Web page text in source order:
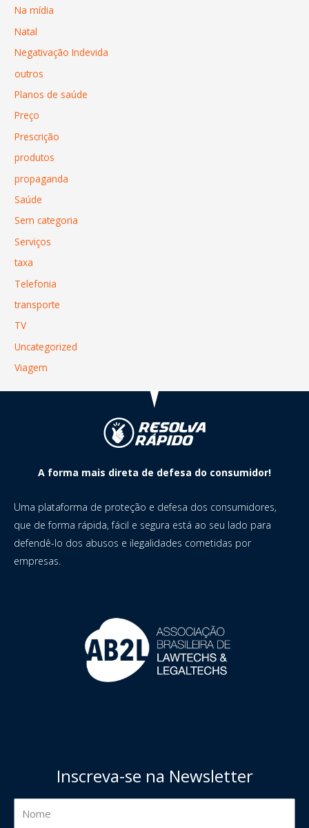
Na mídia
Natal
Negativação Indevida
outros
Planos de saúde
Preço
Prescrição
produtos
propaganda
Saúde
Sem categoria
Serviços
taxa
Telefonia
transporte
TV
Uncategorized
Viagem
A forma mais direta de defesa do consumidor!
Uma plataforma de proteção e defesa dos consumidores,
que de forma rápida, fácil e segura está ao seu lado para
defendê-lo dos abusos e ilegalidades cometidas por
empresas.
Inscreva-se na Newsletter